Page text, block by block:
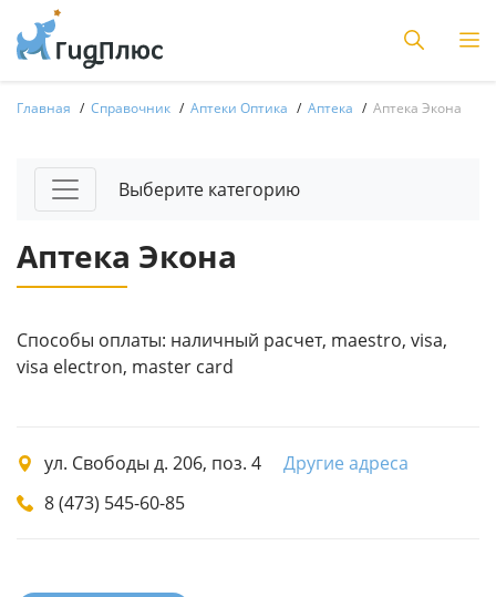
Главная Справочник Аптеки Оптика Аптека Аптека Экона
Выберите категорию
Аптека Экона
Способы оплаты: наличный расчет, maestro, visa,
visa electron, master card
ул. Свободы д. 206, поз. 4
Другие адреса
8 (473) 545-60-85